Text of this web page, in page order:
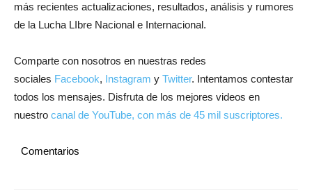
más recientes actualizaciones, resultados, análisis y rumores
de la Lucha LIbre Nacional e Internacional.
Comparte con nosotros en nuestras redes
sociales Facebook, Instagram y Twitter. Intentamos contestar
todos los mensajes. Disfruta de los mejores videos en
nuestro canal de YouTube, con más de 45 mil suscriptores.
Comentarios